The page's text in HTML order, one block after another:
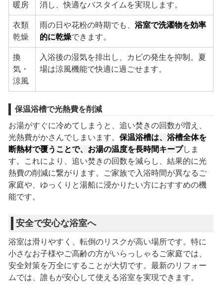
暖房
消し、快適なバスタイムを実現します。
衣類
乾燥
雨の日や花粉の時期でも、 浴室で洗濯物を効率
的に乾燥できます。
換
気・
涼風
入浴後の湿気を排出し、カビの発生を抑制。夏
場は涼風機能で快適に過ごせます。
保温浴槽で光熱費を削減
お湯がすぐに冷めてしまうと、追い焚きの回数が増え、
光熱費がかさんでしまいます。 保温浴槽は、浴槽全体を
断熱材で覆うことで、お湯の温度を長時間キープしま
す。これにより、追い焚きの回数を減らし、結果的に光
熱費の削減に繋がります。ご家族で入浴時間が異なるご
家庭や、ゆっくりと湯船に浸かりたい方におすすめの機
能です。
安全で安心な浴室へ
浴室は滑りやすく、転倒のリスクが高い場所です。特に
小さなお子様やご高齢の方がいらっしゃるご家庭では、
安全対策を万全にすることが大切です。最新のリフォー
ムでは、誰もが安心して使える浴室を実現できます。